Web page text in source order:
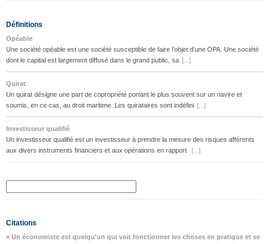
Définitions
Opéable
Une société opéable est une société susceptible de faire l’objet d’une OPA. Une société
dont le capital est largement diffusé dans le grand public, sa [...]
Quirat
Un quirat désigne une part de copropriété portant le plus souvent sur un navire et
soumis, en ce cas, au droit maritime. Les quirataires sont indéfini [...]
Investisseur qualifié
Un investisseur qualifié est un investisseur à prendre la mesure des risques afférents
aux divers instruments financiers et aux opérations en rapport
[...]
Citations
« Un économiste est quelqu'un qui voit fonctionner les choses en pratique et se